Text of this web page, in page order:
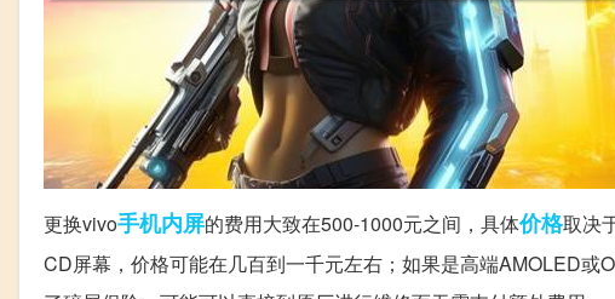
更换vivo手机内屏的费用大致在500-1000元之间，具体价格取决
CD屏幕，价格可能在几百到一千元左右；如果是高端AMOLED